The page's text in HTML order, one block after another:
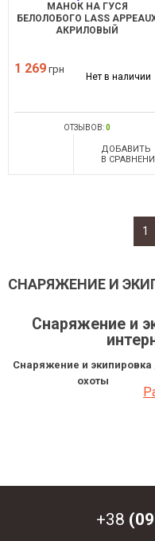
МАНОК НА ГУСЯ
БЕЛОЛОБОГО LASS
АКРИЛОВЫЙ
1 269 грн
Нет в наличии
ОТЗЫВОВ:0
ДОБАВИТЬ
В
1
СНАРЯЖЕНИЕ И
Снаряжение и
Снаряжение и экипировка
охоты
Манок на перепелку Lass
+38